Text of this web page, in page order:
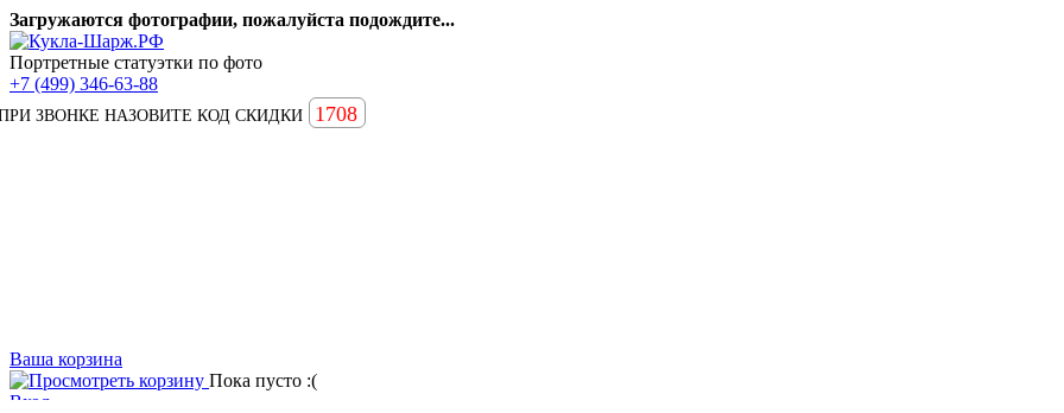
Загружаются фотографии, пожалуйста подождите...
Портретные статуэтки по фото
+7 (499) 346-63-88
ЗВОНКЕ НАЗОВИТЕ КОД СКИДКИ 1708
Ваша корзина
Пока пусто :(
Вход